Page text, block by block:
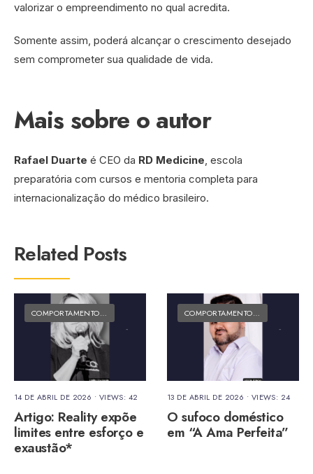
valorizar o empreendimento no qual acredita.
Somente assim, poderá alcançar o crescimento desejado
sem comprometer sua qualidade de vida.
Mais sobre o autor
Rafael Duarte é CEO da RD Medicine , escola
preparatória com cursos e mentoria completa para
internacionalização do médico brasileiro.
Related Posts
COMPORTAMENTO E CULTURA MATÉRIAS DO FOLK
14 DE ABRIL DE 2026 • VIEWS: 42
Artigo: Reality expõe
limites entre esforço e
exaustão*
COMPORTAMENTO E CULTURA
13 DE ABRIL DE 2026 • VIEWS: 24
O sufoco doméstico
em “A Ama Perfeita”